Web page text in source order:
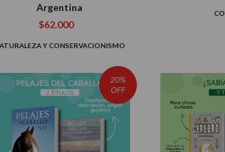
Argentina
$62.000
Y CONSERVACIONISMO
20%
OFF